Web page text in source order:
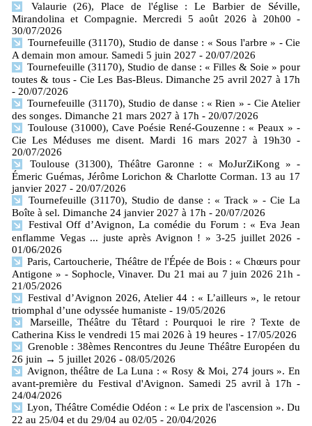
Valaurie (26), Place de l'église : Le Barbier de Séville,
Mirandolina et Compagnie. Mercredi 5 août 2026 à 20h00 -
30/07/2026
Tournefeuille (31170), Studio de danse : « Sous l'arbre » - Cie
A demain mon amour. Samedi 5 juin 2027 - 20/07/2026
Tournefeuille (31170), Studio de danse : « Filles & Soie » pour
toutes & tous - Cie Les Bas-Bleus. Dimanche 25 avril 2027 à 17h
- 20/07/2026
Tournefeuille (31170), Studio de danse : « Rien » - Cie Atelier
des songes. Dimanche 21 mars 2027 à 17h - 20/07/2026
Toulouse (31000), Cave Poésie René-Gouzenne : « Peaux » -
Cie Les Méduses me disent. Mardi 16 mars 2027 à 19h30 -
20/07/2026
Toulouse (31300), Théâtre Garonne : « MoJurZiKong » -
Émeric Guémas, Jérôme Lorichon & Charlotte Corman. 13 au 17
janvier 2027 - 20/07/2026
Tournefeuille (31170), Studio de danse : « Track » - Cie La
Boîte à sel. Dimanche 24 janvier 2027 à 17h - 20/07/2026
Festival Off d’Avignon, La comédie du Forum : « Eva Jean
enflamme Vegas ... juste après Avignon ! » 3-25 juillet 2026 -
01/06/2026
Paris, Cartoucherie, Théâtre de l'Épée de Bois : « Chœurs pour
Antigone » - Sophocle, Vinaver. Du 21 mai au 7 juin 2026 21h -
21/05/2026
Festival d’Avignon 2026, Atelier 44 : « L’ailleurs », le retour
triomphal d’une odyssée humaniste - 19/05/2026
Marseille, Théâtre du Têtard : Pourquoi le rire ? Texte de
Catherina Kiss le vendredi 15 mai 2026 à 19 heures - 17/05/2026
Grenoble : 38èmes Rencontres du Jeune Théâtre Européen du
26 juin → 5 juillet 2026 - 08/05/2026
Avignon, théâtre de La Luna : « Rosy & Moi, 274 jours ». En
avant-première du Festival d'Avignon. Samedi 25 avril à 17h -
24/04/2026
Lyon, Théâtre Comédie Odéon : « Le prix de l'ascension ». Du
22 au 25/04 et du 29/04 au 02/05 - 20/04/2026